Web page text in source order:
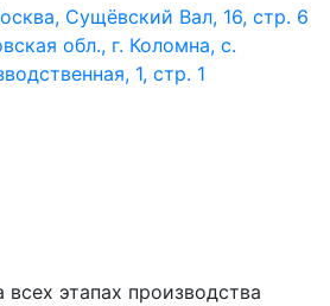
Сущёвский Вал, 16, стр. 6
обл., г. Коломна, с.
1, стр. 1
всех этапах производства